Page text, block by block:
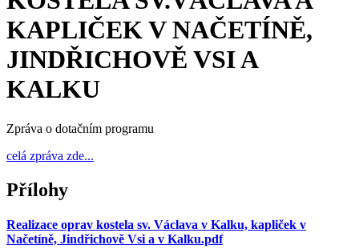
KAPLIČEK V NAČETÍNĚ,
JINDŘICHOVĚ VSI A
KALKU
Zpráva o dotačním programu
celá zpráva zde...
Přílohy
Realizace oprav kostela sv. Václava v Kalku, kapliček v
Načetíně, Jindřichově Vsi a v Kalku.pdf